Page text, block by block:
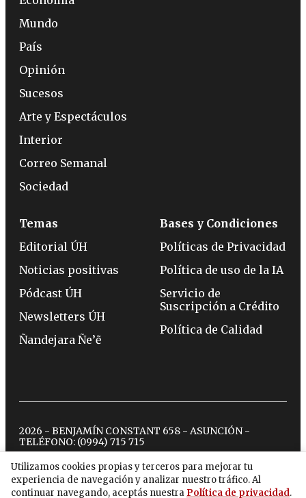
Utilizamos cookies propias y terceros para mejorar tu
experiencia de navegación y analizar nuestro tráfico. Al
continuar navegando, aceptás nuestra Política de privacidad.
Mundo
País
Opinión
Sucesos
Arte y Espectáculos
Interior
Correo Semanal
Sociedad
Temas
Editorial ÚH
Noticias positivas
Pódcast ÚH
Newsletters ÚH
Ñandejara Ñe’ẽ
Bases y Condiciones
Políticas de Privacidad
Política de uso de la IA
Servicio de
Suscripción a Crédito
Política de Calidad
2026 - BENJAMÍN CONSTANT 658 - ASUNCIÓN -
TELÉFONO: (0994) 715 715
twitterinstagram
facebook
tiktokyoutubespotify